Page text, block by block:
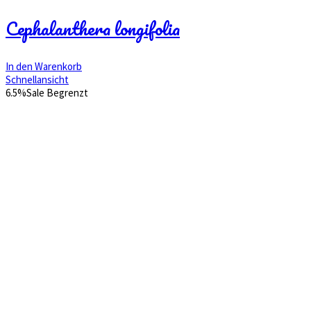
€ 34,95€ 29,92.
Cephalanthera longifolia
In den Warenkorb
Schnellansicht
6.5%Sale Begrenzt